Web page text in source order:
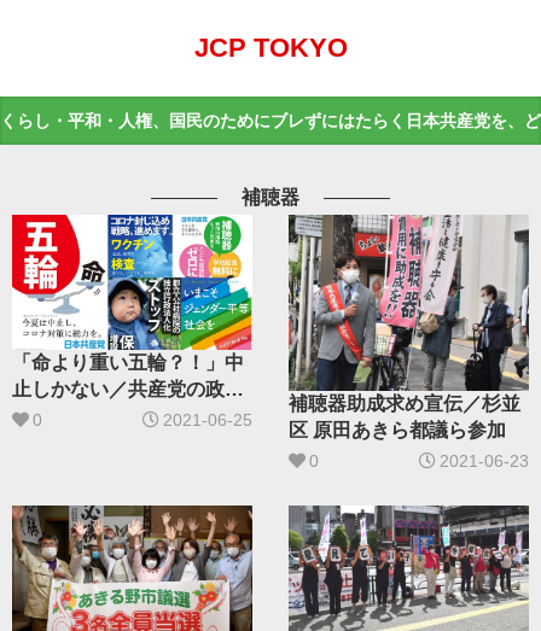
JCP TOKYO
くらし・平和・人権、国民のためにブレずにはたらく日本共産党を、
補聴器
「命より重い五輪？！」中
止しかない／共産党の政策
ポスター紹介
0 2021-06-25
補聴器助成求め宣伝／杉並
区 原田あきら都議ら参加
0 2021-06-23